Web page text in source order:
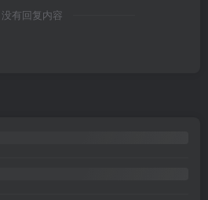
没有回复内容